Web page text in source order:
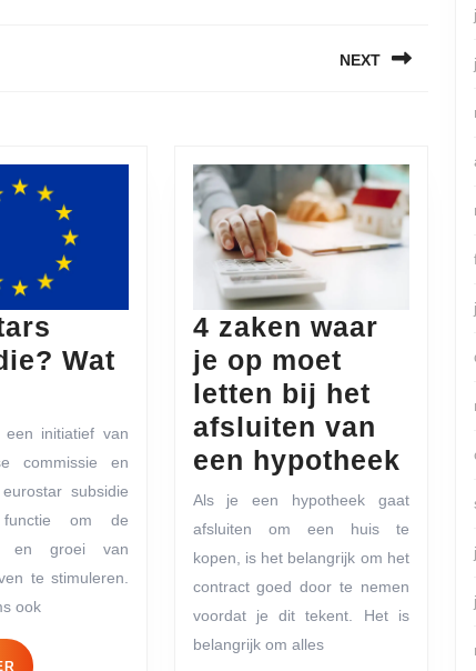
NEXT
Wat
Subsidie?
Wat
is
dit?
een initiatief van
commissie en
subsidie
om de
en groei van
te stimuleren.
ook
LEES
4 zaken waar
je op moet
letten bij het
afsluiten van
een hypotheek4
zaken
waar
je
op
moet
Als je een hypotheek gaat
afsluiten om een ​​huis te
kopen, is het belangrijk om het
contract goed door te nemen
voordat je dit tekent. Het is
belangrijk om alles